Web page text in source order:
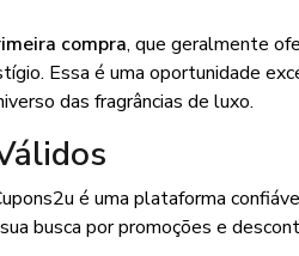
compra, que geralmente
Essa é uma oportunidade
das fragrâncias de luxo.
é uma plataforma
busca por promoções e